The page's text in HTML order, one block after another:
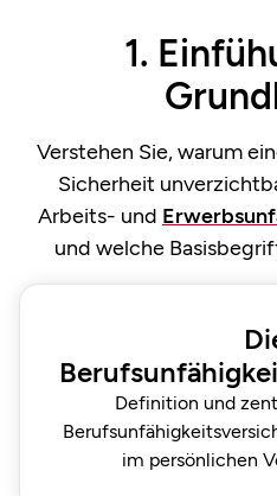
1.
Verstehen Sie, warum
Sicherheit
Arbeits- und
und welche
Definition und
im persönlichen